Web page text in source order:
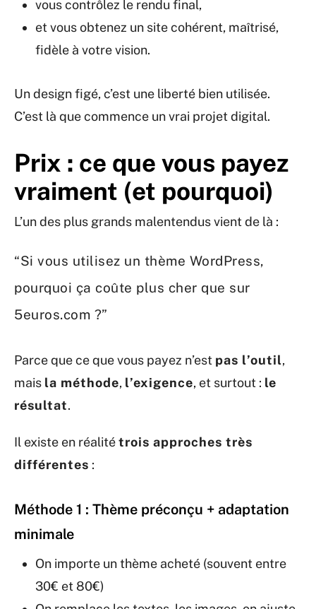
vous contrôlez le rendu final,
et vous obtenez un site cohérent, maîtrisé,
fidèle à votre vision.
Un design figé, c’est une liberté bien utilisée.
C’est là que commence un vrai projet digital.
Prix : ce que vous payez
vraiment (et pourquoi)
L’un des plus grands malentendus vient de là :
“Si vous utilisez un thème WordPress,
pourquoi ça coûte plus cher que sur
5euros.com ?”
Parce que ce que vous payez n’est pas l’outil,
mais la méthode, l’exigence, et surtout : le
résultat.
Il existe en réalitétrois approches très
différentes :
Méthode 1 : Thème préconçu + adaptation
minimale
On importe un thème acheté (souvent entre
30€ et 80€)